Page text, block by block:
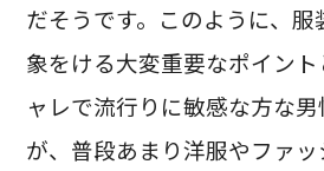
だそうです。このように、
象をける大変重要なポイン
ャレで流行りに敏感な方な
が、普段あまり洋服やファ